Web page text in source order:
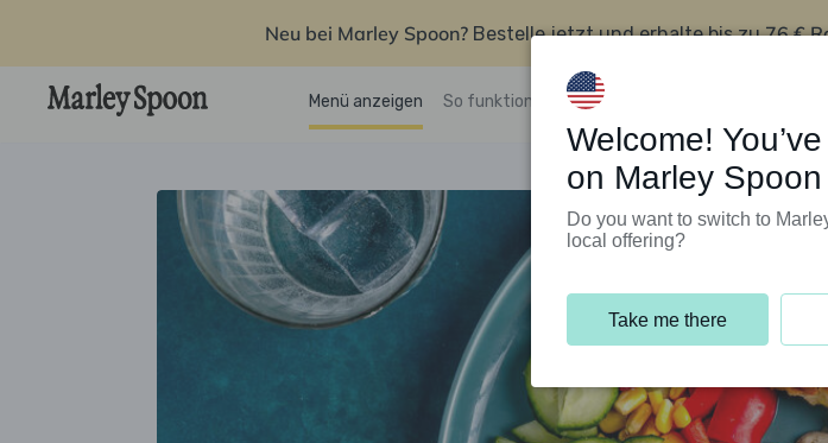
Neu bei Marley Spoon? Bestelle jetzt und erhalte bis zu76 €
Menü anzeigen So funktioniert’s Kundenservice
Welcome!
on Marley
Do you want to switch to
local offering?
Take me there